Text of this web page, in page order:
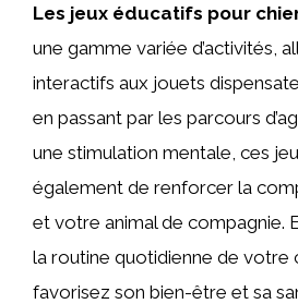
Les jeux éducatifs pour
une gamme variée d’activités,
interactifs aux jouets
en passant par les parcours
une stimulation mentale, ces
également de renforcer la
et votre animal de compagnie.
la routine quotidienne de votre
favorisez son bien-être et sa